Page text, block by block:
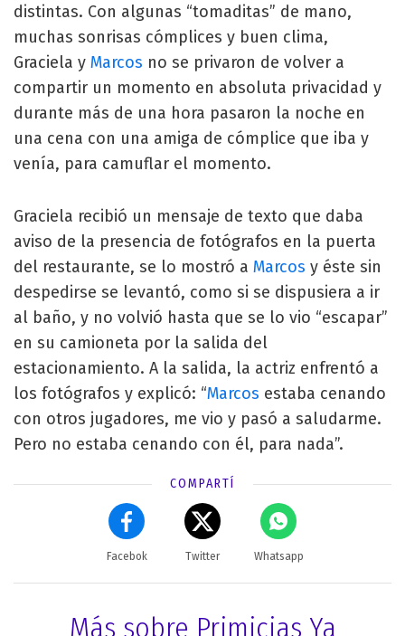
distintas. Con algunas “tomaditas” de mano,
muchas sonrisas cómplices y buen clima,
Graciela y Marcos no se privaron de volver a
compartir un momento en absoluta privacidad y
durante más de una hora pasaron la noche en
una cena con una amiga de cómplice que iba y
venía, para camuflar el momento.
Graciela recibió un mensaje de texto que daba
aviso de la presencia de fotógrafos en la puerta
del restaurante, se lo mostró a Marcos y éste sin
despedirse se levantó, como si se dispusiera a ir
al baño, y no volvió hasta que se lo vio “escapar”
en su camioneta por la salida del
estacionamiento. A la salida, la actriz enfrentó a
los fotógrafos y explicó: “Marcos estaba cenando
con otros jugadores, me vio y pasó a saludarme.
Pero no estaba cenando con él, para nada”.
COMPARTÍ
Facebok Twitter Whatsapp
Más sobre Primicias Ya